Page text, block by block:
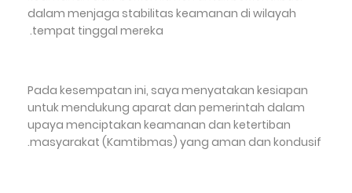
dalam menjaga stabilitas keamanan di wilayah
tempat tinggal mereka.
Pada kesempatan ini, saya menyatakan kesiapan
untuk mendukung aparat dan pemerintah dalam
upaya menciptakan keamanan dan ketertiban
masyarakat (Kamtibmas) yang aman dan kondusif.